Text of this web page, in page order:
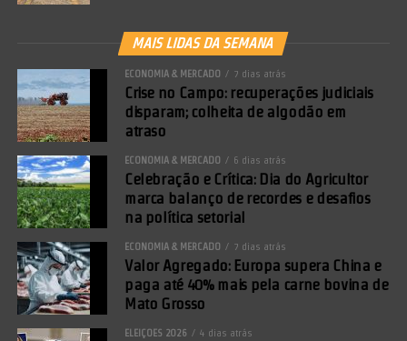
MAIS LIDAS DA SEMANA
ECONOMIA & MERCADO 7 dias atrás
Crise no Campo: recuperações judiciais
disparam; colheita de algodão em
atraso
ECONOMIA & MERCADO 6 dias atrás
Celebração e Crítica: Dia do Agricultor
marca balanço de recordes e desafios
na política setorial
ECONOMIA & MERCADO 7 dias atrás
Valor Agregado: Europa supera China e
paga até 40% mais pela carne bovina de
Mato Grosso
ELEIÇÕES 2026 4 dias atrás